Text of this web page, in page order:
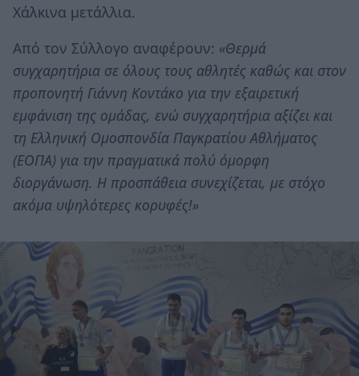
Χάλκινα μετάλλια.
Από τον Σύλλογο αναφέρουν: «Θερμά
συγχαρητήρια σε όλους τους αθλητές καθώς και στον
προπονητή Γιάννη Κοντάκο για την εξαιρετική
εμφάνιση της ομάδας, ενώ συγχαρητήρια αξίζει και
τη Ελληνική Ομοσπονδία Παγκρατίου Αθλήματος
(ΕΟΠΑ) για την πραγματικά πολύ όμορφη
διοργάνωση. Η προσπάθεια συνεχίζεται, με στόχο
ακόμα υψηλότερες κορυφές!»